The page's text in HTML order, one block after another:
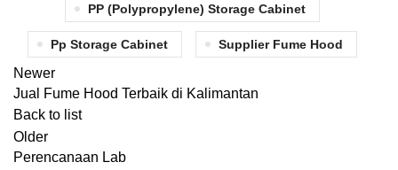
PP (Polypropylene) Storage Cabinet
⁠pp Storage Cabinet Supplier Fume Hood
Newer
Jual Fume Hood Terbaik di Kalimantan
Back to list
Older
Perencanaan Lab